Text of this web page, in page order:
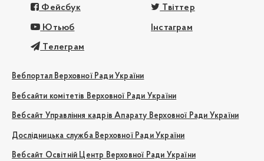
Фейсбук Твіттер
Ютьюб Інстаграм
Телеграм
Вебпортал Верховної Ради України
Вебсайти комітетів Верховної Ради України
Вебсайт Управління кадрів Апарату Верховної Ради України
Дослідницька служба Верховної Ради України
Вебсайт Освітній Центр Верховної Ради України